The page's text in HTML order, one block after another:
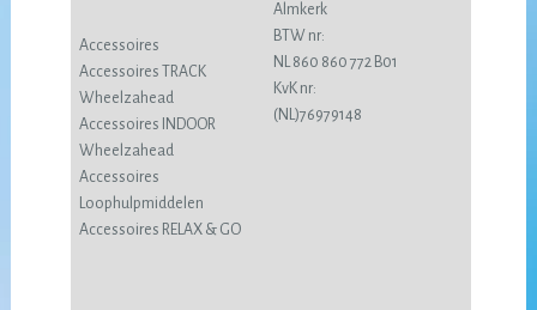
Accessoires
Accessoires TRACK
Wheelzahead
Accessoires INDOOR
Wheelzahead
Accessoires
Loophulpmiddelen
Accessoires RELAX & GO
Almkerk
BTW nr:
NL 860 860 772 B01
KvK nr:
(NL)76979148